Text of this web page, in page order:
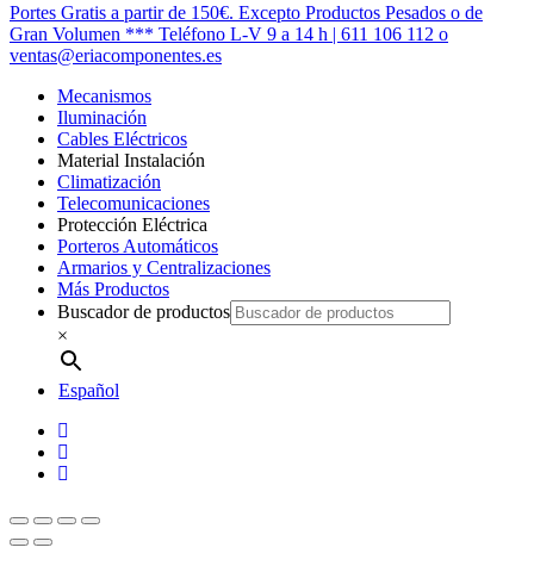
Cerrar
Menú
Portes Gratis a partir de 150€. Excepto Productos Pesados o de
Gran Volumen *** Teléfono L-V 9 a 14 h | 611 106 112 o
ventas@eriacomponentes.es
Mecanismos
Iluminación
Cables Eléctricos
Material Instalación
Climatización
Telecomunicaciones
Protección Eléctrica
Porteros Automáticos
Armarios y Centralizaciones
Más Productos
Buscador de productos
×
Español
twitter
facebook
instagram